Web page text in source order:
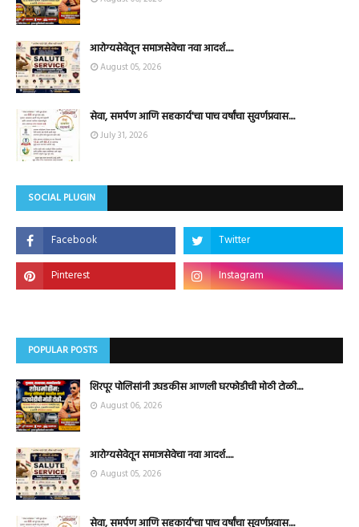
आरोग्यसेवेतून समाजसेवेचा नवा आदर्श.....
August 05, 2026
सेवा, समर्पण आणि सहकार्य'चा पाच वर्षांचा सुवर्णप्रवास....
July 31, 2026
SOCIAL PLUGIN
POPULAR POSTS
शिरपूर पोलिसांनी उघडकीस आणली घरफोडीची मोठी टोळी....
August 06, 2026
आरोग्यसेवेतून समाजसेवेचा नवा आदर्श.....
August 05, 2026